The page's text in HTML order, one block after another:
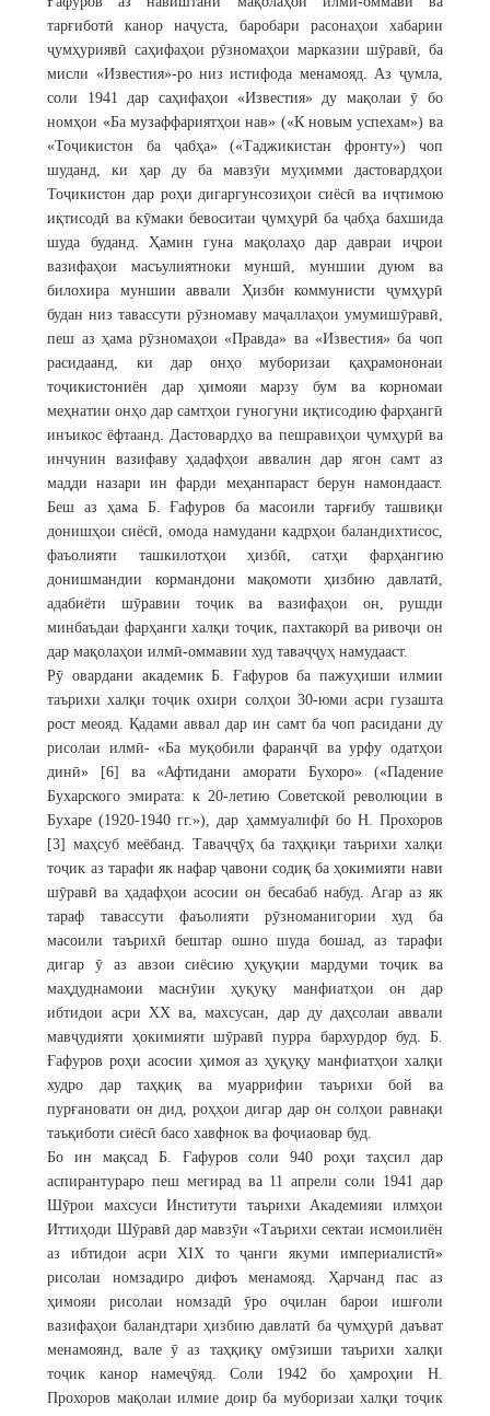
тарғиботӣ канор наҷуста, баробари расонаҳои хабарии
ҷумҳуриявӣ саҳифаҳои рӯзномаҳои марказии шӯравӣ, ба
мисли «Известия»-ро низ истифода менамояд. Аз ҷумла,
соли 1941 дар саҳифаҳои «Известия» ду мақолаи ӯ бо
номҳои «Ба музаффариятҳои нав» («К новым успехам») ва
«Тоҷикистон ба ҷабҳа» («Таджикистан фронту») чоп
шуданд, ки ҳар ду ба мавзӯи муҳимми дастовардҳои
Тоҷикистон дар роҳи дигаргунсозиҳои сиёсӣ ва иҷтимою
иқтисодӣ ва кӯмаки бевоситаи ҷумҳурӣ ба ҷабҳа бахшида
шуда буданд. Ҳамин гуна мақолаҳо дар давраи иҷрои
вазифаҳои масъулиятноки муншӣ, муншии дуюм ва
билохира муншии аввали Ҳизби коммунисти ҷумҳурӣ
будан низ тавассути рӯзномаву маҷаллаҳои умумишӯравӣ,
пеш аз ҳама рӯзномаҳои «Правда» ва «Известия» ба чоп
расидаанд, ки дар онҳо муборизаи қаҳрамононаи
тоҷикистониён дар ҳимояи марзу бум ва корномаи
меҳнатии онҳо дар самтҳои гуногуни иқтисодию фарҳангӣ
инъикос ёфтаанд. Дастовардҳо ва пешравиҳои ҷумҳурӣ ва
инчунин вазифаву ҳадафҳои аввалин дар ягон самт аз
мадди назари ин фарди меҳанпараст берун намондааст.
Беш аз ҳама Б. Ғафуров ба масоили тарғибу ташвиқи
донишҳои сиёсӣ, омода намудани кадрҳои баландихтисос,
фаъолияти ташкилотҳои ҳизбӣ, сатҳи фарҳангию
донишмандии кормандони мақомоти ҳизбию давлатӣ,
адабиёти шӯравии тоҷик ва вазифаҳои он, рушди
минбаъдаи фарҳанги халқи тоҷик, пахтакорӣ ва ривоҷи он
дар мақолаҳои илмӣ-оммавии худ таваҷҷуҳ намудааст.
Рӯ овардани академик Б. Ғафуров ба пажуҳиши илмии
таърихи халқи тоҷик охири солҳои 30-юми асри гузашта
рост меояд. Қадами аввал дар ин самт ба чоп расидани ду
рисолаи илмӣ- «Ба муқобили фаранҷӣ ва урфу одатҳои
динӣ» [6] ва «Афтидани аморати Бухоро» («Падение
Бухарского эмирата: к 20-летию Советской революции в
Бухаре (1920-1940 гг.»), дар ҳаммуалифӣ бо Н. Прохоров
[3] маҳсуб меёбанд. Таваҷҷӯҳ ба таҳқиқи таърихи халқи
тоҷик аз тарафи як нафар ҷавони содиқ ба ҳокимияти нави
шӯравӣ ва ҳадафҳои асосии он бесабаб набуд. Агар аз як
тараф тавассути фаъолияти рӯзноманигории худ ба
масоили таърихӣ бештар ошно шуда бошад, аз тарафи
дигар ӯ аз авзои сиёсию ҳуқуқии мардуми тоҷик ва
маҳдуднамоии маснӯии ҳуқуқу манфиатҳои он дар
ибтидои асри XX ва, махсусан, дар ду даҳсолаи аввали
мавҷудияти ҳокимияти шӯравӣ пурра бархурдор буд. Б.
Ғафуров роҳи асосии ҳимоя аз ҳуқуқу манфиатҳои халқи
худро дар таҳқиқ ва муаррифии таърихи бой ва
пурғановати он дид, роҳҳои дигар дар он солҳои равнақи
таъқиботи сиёсӣ басо хавфнок ва фоҷиаовар буд.
Бо ин мақсад Б. Ғафуров соли 940 роҳи таҳсил дар
аспирантураро пеш мегирад ва 11 апрели соли 1941 дар
Шӯрои махсуси Институти таърихи Академияи илмҳои
Иттиҳоди Шӯравӣ дар мавзӯи «Таърихи сектаи исмоилиён
аз ибтидои асри XIX то ҷанги якуми империалистӣ»
рисолаи номзадиро дифоъ менамояд. Ҳарчанд пас аз
ҳимояи рисолаи номзадӣ ӯро оҷилан барои ишғоли
вазифаҳои баландтари ҳизбию давлатӣ ба ҷумҳурӣ даъват
менамоянд, вале ӯ аз таҳқиқу омӯзиши таърихи халқи
тоҷик канор намеҷӯяд. Соли 1942 бо ҳамроҳии Н.
Прохоров мақолаи илмие доир ба муборизаи халқи тоҷик